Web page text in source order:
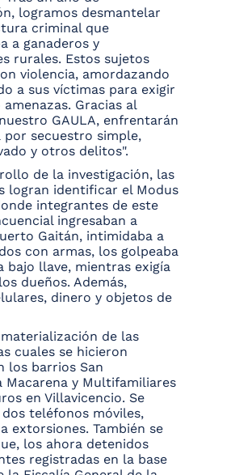
logramos desmantelar
criminal que
a ganaderos y
rurales. Estos sujetos
violencia, amordazando
a sus víctimas para exigir
Gracias al
GAULA, enfrentarán
por secuestro simple,
y otros delitos".
de la investigación, las
logran identificar el Modus
integrantes de este
ingresaban a
Gaitán, intimidaba a
con armas, los golpeaba
bajo llave, mientras exigía
dueños. Además,
dinero y objetos de
de las
cuales se hicieron
los barrios San
Macarena y Multifamiliares
en Villavicencio. Se
teléfonos móviles,
extorsiones. También se
los ahora detenidos
registradas en la base